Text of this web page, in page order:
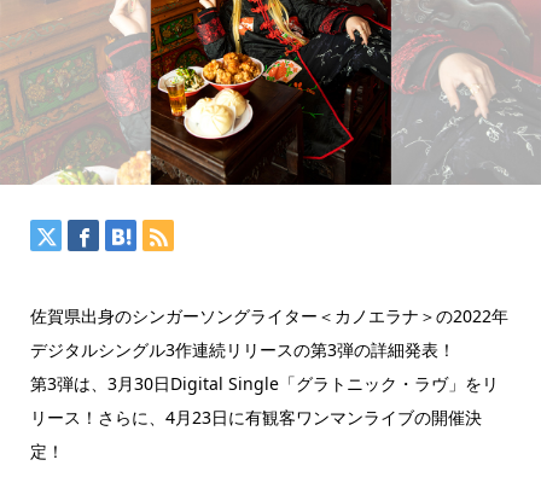
佐賀県出身のシンガーソングライター＜カノエラナ＞の2022年
デジタルシングル3作連続リリースの第3弾の詳細発表！
第3弾は、3月30日Digital Single「グラトニック・ラヴ」をリ
リース！さらに、4月23日に有観客ワンマンライブの開催決
定！